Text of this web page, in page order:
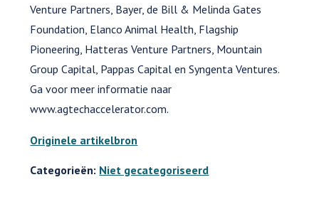
Venture Partners, Bayer, de Bill & Melinda Gates
Foundation, Elanco Animal Health, Flagship
Pioneering, Hatteras Venture Partners, Mountain
Group Capital, Pappas Capital en Syngenta Ventures.
Ga voor meer informatie naar
www.agtechaccelerator.com.
Originele artikelbron
Categorieën: Niet gecategoriseerd